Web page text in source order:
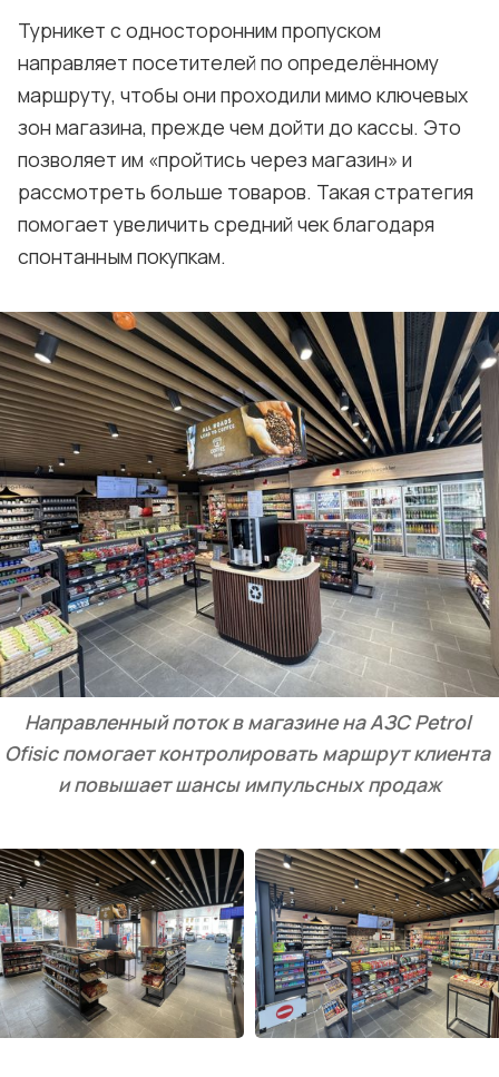
Турникет с односторонним пропуском
направляет посетителей по определённому
маршруту, чтобы они проходили мимо ключевых
зон магазина, прежде чем дойти до кассы. Это
позволяет им «пройтись через магазин» и
рассмотреть больше товаров. Такая стратегия
помогает увеличить средний чек благодаря
спонтанным покупкам.
Направленный поток в магазине на АЗС Petrol
Ofisiс помогает контролировать маршрут клиента
и повышает шансы импульсных продаж